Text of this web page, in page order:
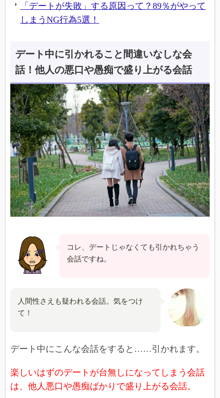
「デートが失敗」する原因って？89％がやって
しまうNG行為5選！
デート中に引かれること間違いなしな会
話！他人の悪口や愚痴で盛り上がる会話
コレ、デートじゃなくても引かれちゃう
会話ですね。
人間性さえも疑われる会話。気をつけ
て！
デート中にこんな会話をすると……引かれます。
楽しいはずのデートが台無しになってしまう会話
は、他人悪口や愚痴ばかりで盛り上がる会話。